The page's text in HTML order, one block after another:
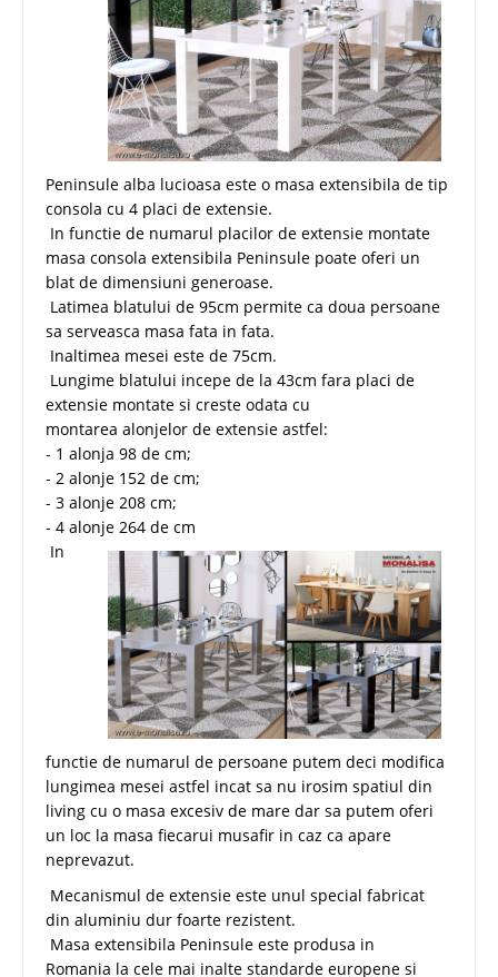
Peninsule alba lucioasa este o masa extensibila de tip
consola cu 4 placi de extensie.
In functie de numarul placilor de extensie montate
masa consola extensibila Peninsule poate oferi un
blat de dimensiuni generoase.
Latimea blatului de 95cm permite ca doua persoane
sa serveasca masa fata in fata.
Inaltimea mesei este de 75cm.
Lungime blatului incepe de la 43cm fara placi de
extensie montate si creste odata cu
montarea alonjelor de extensie astfel:
- 1 alonja 98 de cm;
- 2 alonje 152 de cm;
- 3 alonje 208 cm;
- 4 alonje 264 de cm
In
functie de numarul de persoane putem deci modifica
lungimea mesei astfel incat sa nu irosim spatiul din
living cu o masa excesiv de mare dar sa putem oferi
un loc la masa fiecarui musafir in caz ca apare
neprevazut.
Mecanismul de extensie este unul special fabricat
din aluminiu dur foarte rezistent.
Masa extensibila Peninsule este produsa in
Romania la cele mai inalte standarde europene si